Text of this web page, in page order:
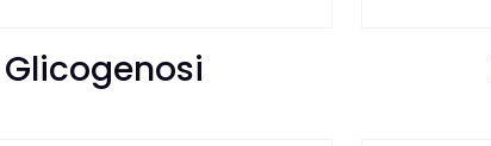
Glicogenosi